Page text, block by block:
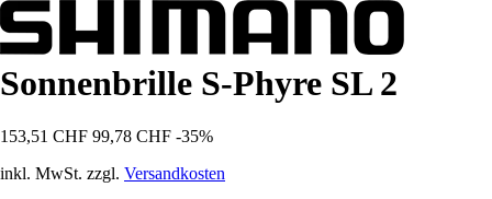
Sonnenbrille S-Phyre SL 2
153,51 CHF 99,78 CHF -35%
inkl. MwSt. zzgl. Versandkosten